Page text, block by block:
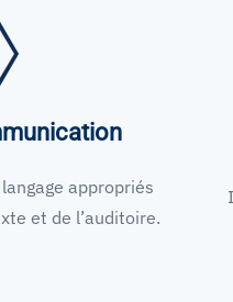
appropriés
et de l’auditoire.